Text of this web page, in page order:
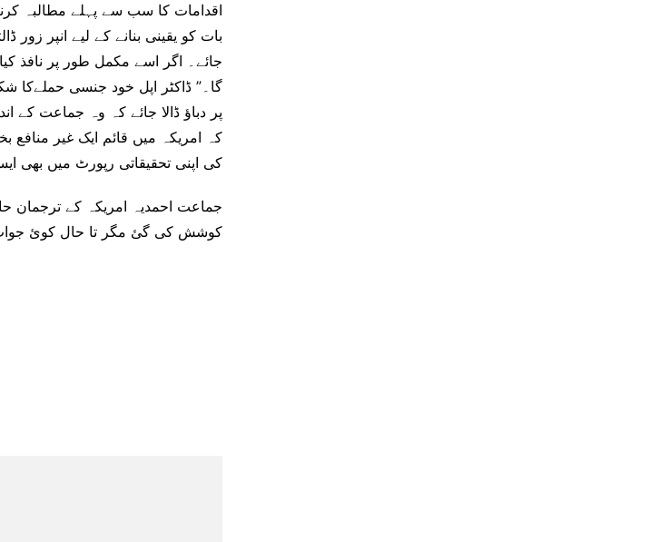
اقدامات کا سب سے پہلے مطالبہ
بات کو یقینی بنانے کے لیے انپر
جائے۔ اگر اسے مکمل طور پر نافذ
گا۔” ڈاکٹر اپل خود جنسی حملےکا
پر دباؤ ڈالا جائے کہ وہ جماعت کے
کہ امریکہ میں قائم ایک غیر
کی اپنی تحقیقاتی رپورٹ میں بھی
جماعت احمدیہ امریکہ کے
کوشش کی گئ مگر تا حال کوئ جواب